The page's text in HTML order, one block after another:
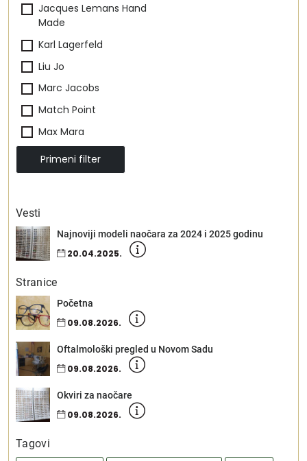
Jacques Lemans Hand
Made
Karl Lagerfeld
Liu Jo
Marc Jacobs
Match Point
Max Mara
Michael Kors
Missoni
Primeni filter
Vesti
Najnoviji modeli naočara za 2024 i 2025 godinu
20.04.2025.
Stranice
Početna
09.08.2026.
Oftalmološki pregled u Novom Sadu
09.08.2026.
Okviri za naočare
09.08.2026.
Tagovi